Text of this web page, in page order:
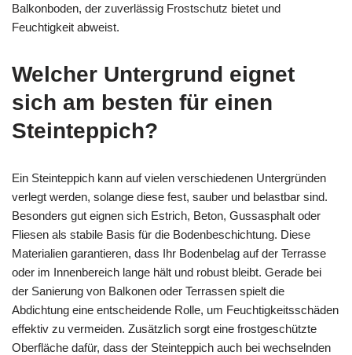
Balkonboden, der zuverlässig Frostschutz bietet und
Feuchtigkeit abweist.
Welcher Untergrund eignet
sich am besten für einen
Steinteppich?
Ein Steinteppich kann auf vielen verschiedenen Untergründen
verlegt werden, solange diese fest, sauber und belastbar sind.
Besonders gut eignen sich Estrich, Beton, Gussasphalt oder
Fliesen als stabile Basis für die Bodenbeschichtung. Diese
Materialien garantieren, dass Ihr Bodenbelag auf der Terrasse
oder im Innenbereich lange hält und robust bleibt. Gerade bei
der Sanierung von Balkonen oder Terrassen spielt die
Abdichtung eine entscheidende Rolle, um Feuchtigkeitsschäden
effektiv zu vermeiden. Zusätzlich sorgt eine frostgeschützte
Oberfläche dafür, dass der Steinteppich auch bei wechselnden